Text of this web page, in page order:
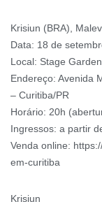
Krisiun (BRA),
Data: 18 de
Local: Stage Garden
Endereço: Avenida
– Curitiba/PR
Horário: 20h
Ingressos: a partir
Venda online:
em-curitiba
Krisiun